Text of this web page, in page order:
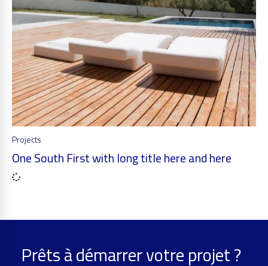
Projects
One South First with long title here and here
Prêts à démarrer votre projet ?